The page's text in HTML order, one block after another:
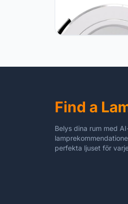
GSYFDZSWZX
Plafond Downlight
Find a
Belys dina rum med
perfekta ljuset för